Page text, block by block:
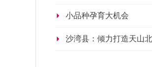
小品种孕育大机会
沙湾县：倾力打造天山